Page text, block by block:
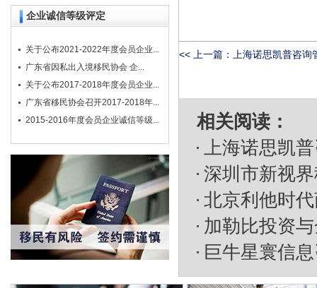
企业诚信等级评定
关于公布2021-2022年度会员企业...
广东省因私出入境移民协会 企...
关于公布2017-2018年度会员企业...
广东省移民协会召开2017-2018年...
2015-2016年度会员企业诚信等级...
<< 上一篇： 上海诺思凯普咨
相关阅读：
上海诺思凯
深圳市新视
北京利他时
加勒比投资
巨牛星寰信